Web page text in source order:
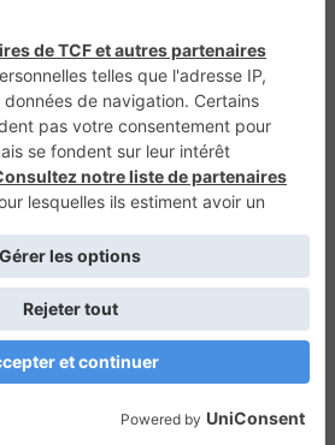
Sans Permis VTTAE.fr FullAttack
Retour en haut
magazine duGroupe CPPRESSE